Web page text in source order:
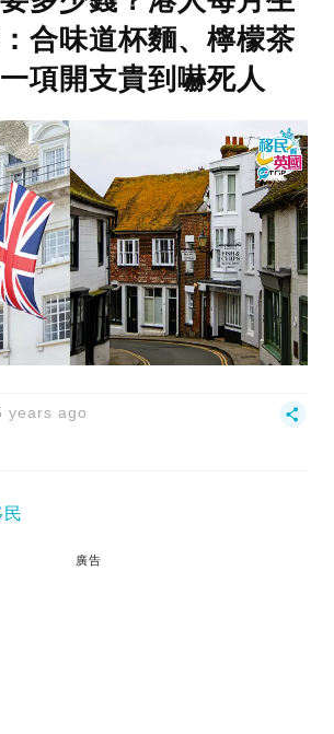
合味道杯麵、檸檬茶
項開支貴到嚇死人
years ago
民
廣告